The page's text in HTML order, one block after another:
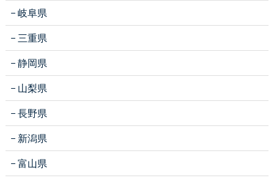
岐阜県
三重県
静岡県
山梨県
長野県
新潟県
富山県